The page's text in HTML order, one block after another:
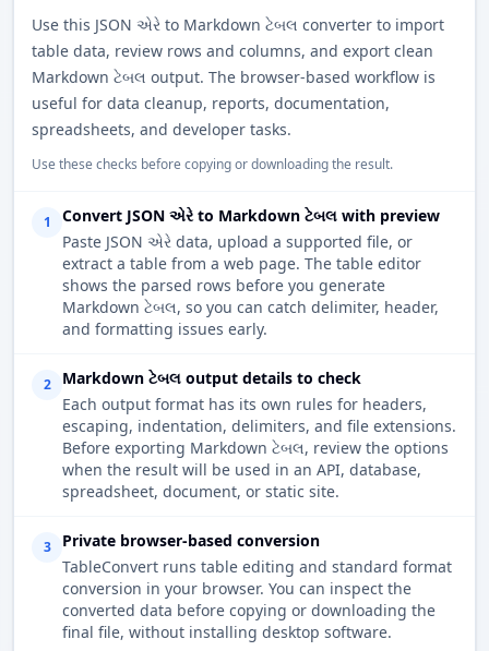
Use this JSON એરે to Markdown ટેબલ converter to import
table data, review rows and columns, and export clean
Markdown ટેબલ output. The browser-based workflow is
useful for data cleanup, reports, documentation,
spreadsheets, and developer tasks.
Use these checks before copying or downloading the result.
1
Convert JSON એરે to Markdown ટેબલ with preview
Paste JSON એરે data, upload a supported file, or
extract a table from a web page. The table editor
shows the parsed rows before you generate
Markdown ટેબલ, so you can catch delimiter, header,
and formatting issues early.
2
Markdown ટેબલ output details to check
Each output format has its own rules for headers,
escaping, indentation, delimiters, and file extensions.
Before exporting Markdown ટેબલ, review the options
when the result will be used in an API, database,
spreadsheet, document, or static site.
3
Private browser-based conversion
TableConvert runs table editing and standard format
conversion in your browser. You can inspect the
converted data before copying or downloading the
final file, without installing desktop software.